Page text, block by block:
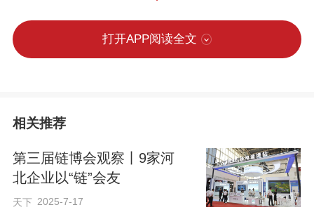
限公司展位，饶有兴致地咨询各种智能农
机设备。
关，还能灵活调节阀门开度，精准控制出
水量，更加节水。”该公司外贸经理王冀川
说，客户通常会将它与智能水肥一体机、
气象监测站等设备配套使用，形成一套完
打开APP阅读全文
相关推荐
第三届链博会观察丨9家河
北企业以“链”会友
天下 2025-7-17